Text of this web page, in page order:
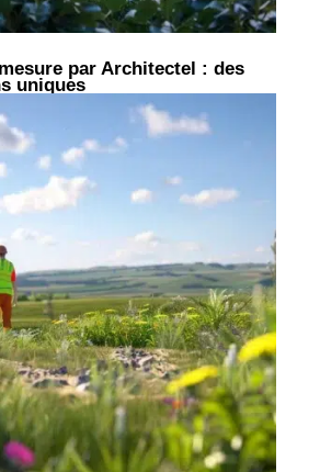
par Architectel : des
uniques